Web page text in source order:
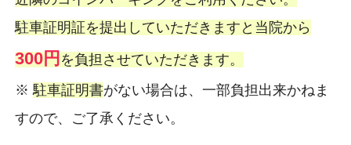
駐車証明証を提出していただきますと当院から
300円を負担させていただきます。
※ 駐車証明書がない場合は、一部負担出来かねま
すので、ご了承ください。